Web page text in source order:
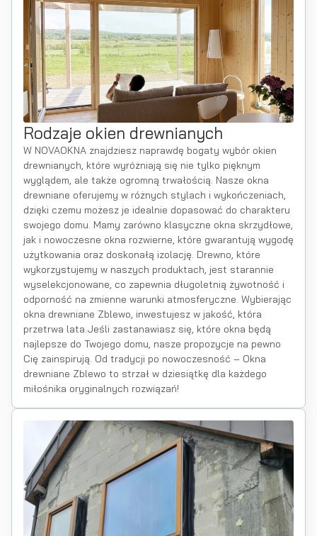
Rodzaje okien drewnianych
W NOVAOKNA znajdziesz naprawdę bogaty wybór okien
drewnianych, które wyróżniają się nie tylko pięknym
wyglądem, ale także ogromną trwałością. Nasze okna
drewniane oferujemy w różnych stylach i wykończeniach,
dzięki czemu możesz je idealnie dopasować do charakteru
swojego domu. Mamy zarówno klasyczne okna skrzydłowe,
jak i nowoczesne okna rozwierne, które gwarantują wygodę
użytkowania oraz doskonałą izolację. Drewno, które
wykorzystujemy w naszych produktach, jest starannie
wyselekcjonowane, co zapewnia długoletnią żywotność i
odporność na zmienne warunki atmosferyczne. Wybierając
okna drewniane Zblewo, inwestujesz w jakość, która
przetrwa lata.Jeśli zastanawiasz się, które okna będą
najlepsze do Twojego domu, nasze propozycje na pewno
Cię zainspirują. Od tradycji po nowoczesność – Okna
drewniane Zblewo to strzał w dziesiątkę dla każdego
miłośnika oryginalnych rozwiązań!